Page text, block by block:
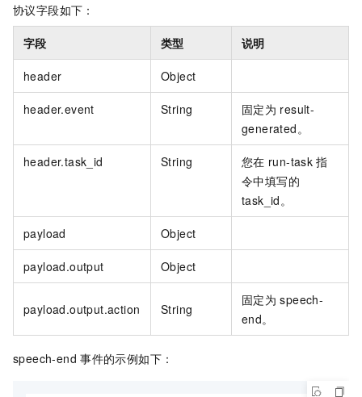
协议字段如下：
字段 类型 说明
header Object
header.event String 固定为 result-
generated。
header.task_id String 您在 run-task 指
令中填写的
task_id。
payload Object
payload.output Object
payload.output.action String
固定为 speech-
end。
speech-end 事件的示例如下：